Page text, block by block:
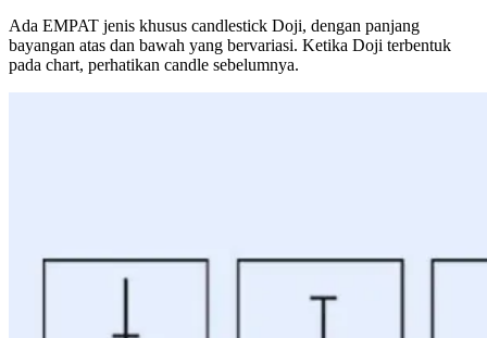
Ada EMPAT jenis khusus candlestick Doji, dengan panjang
bayangan atas dan bawah yang bervariasi. Ketika Doji terbentuk
pada chart, perhatikan candle sebelumnya.